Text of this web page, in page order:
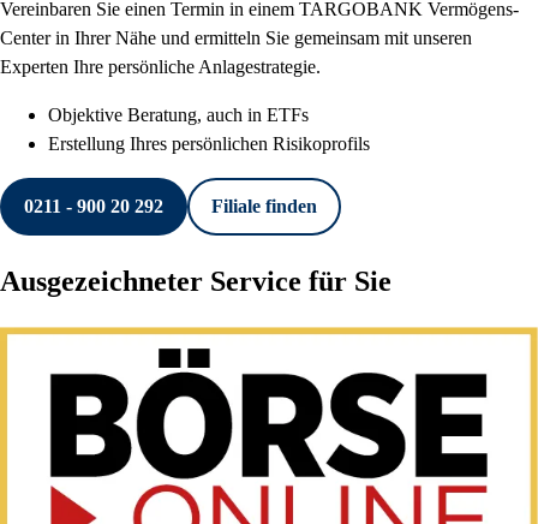
Vereinbaren Sie einen Termin in einem TARGOBANK Vermögens-
Center in Ihrer Nähe und ermitteln Sie gemeinsam mit unseren
Experten Ihre persönliche Anlagestrategie.
Objektive Beratung, auch in ETFs
Erstellung Ihres persönlichen Risikoprofils
0211 - 900 20 292 Filiale finden
Ausgezeichneter Service für Sie